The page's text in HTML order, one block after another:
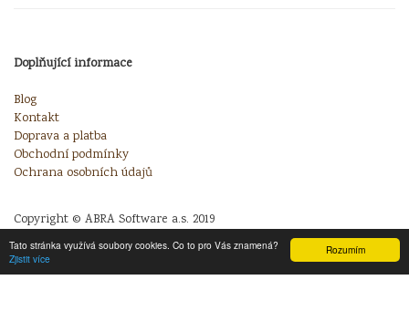
Rozumím
Tato stránka využívá soubory cookies. Co to pro Vás znamená?
Zjistit více
Doplňující informace
Blog
Kontakt
Doprava a platba
Obchodní podmínky
Ochrana osobních údajů
Copyright © ABRA Software a.s. 2019